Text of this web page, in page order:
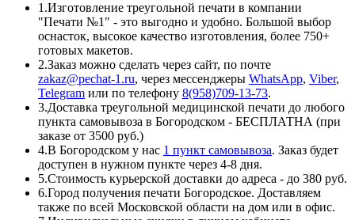
1.Изготовление треугольной печати в компании
"Печати №1" - это выгодно и удобно. Большой выбор
оснасток, высокое качество изготовления, более 750+
готовых макетов.
2.Заказ можно сделать через сайт, по почте
zakaz@pechat-1.ru, через мессенджеры WhatsApp, Viber,
Telegram или по телефону 8(958)709-13-73.
3.Доставка треугольной медицинской печати до любого
пункта самовывоза в Богородском - БЕСПЛАТНА (при
заказе от 3500 руб.)
4.В Богородском у нас 1 пункт самовывоза. Заказ будет
доступен в нужном пункте через 4-8 дня.
5.Стоимость курьерской доставки до адреса - до 380 руб.
6.Город получения печати Богородское. Доставляем
также по всей Московской области на дом или в офис.